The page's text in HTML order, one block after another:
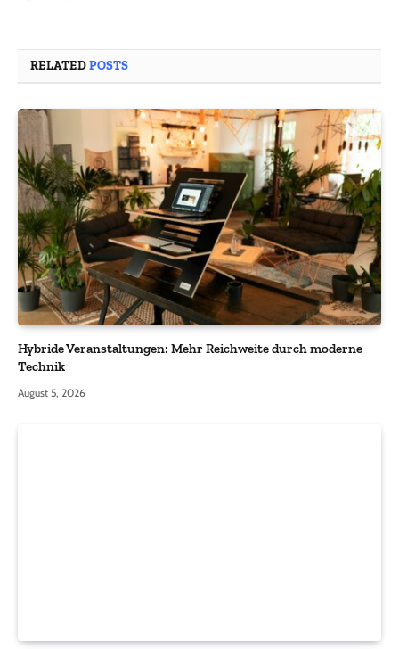
RELATEDPOSTS
Hybride Veranstaltungen: Mehr Reichweite durch moderne
Technik
August 5, 2026